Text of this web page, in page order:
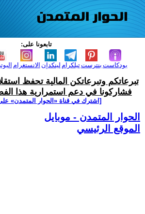
تابعونا على:
الانستغرام لينكدإن تيلكرامبنترست بودكاست
تبرعاتكم وتبرعاتكن المالية تحفظ
فشاركونا في دعم استمرارية هذا
[اشترك في قناة ‫«الحوار المتمدن»
الحوار المتمدن - موبايل
الموقع الرئيسي